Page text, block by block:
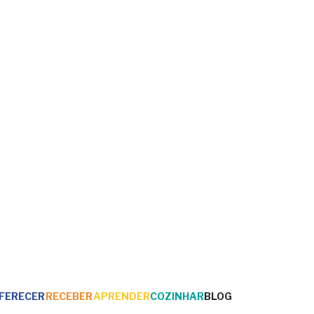
RECEBERAPRENDERCOZINHARBLOG